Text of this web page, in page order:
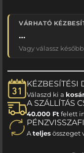
VÁRHATÓ
…
Vagy válassz
KÉZBESÍTÉSI
Válaszd ki a
A SZÁLLÍTÁS
40.000 Ftfelett
Ateljesösszeget